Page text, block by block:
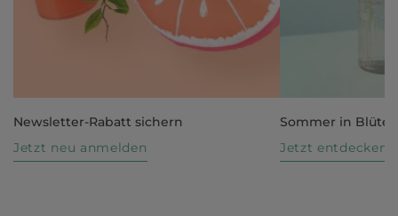
Newsletter-Rabatt sichern
Jetzt neu anmelden
Sommer in Blüte
Jetzt entdecken